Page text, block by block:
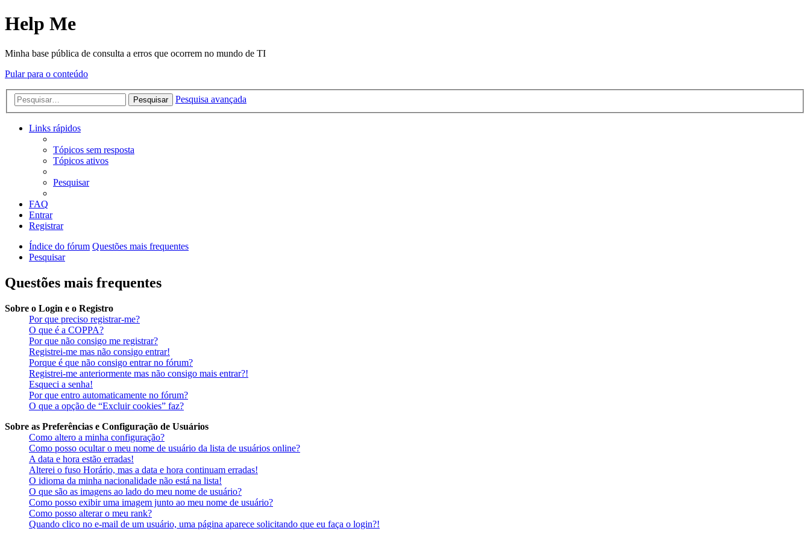
Help Me
Minha base pública de consulta a erros que ocorrem no mundo de TI
Pular para o conteúdo
Pesquisar Pesquisa avançada
Links rápidos
Tópicos sem resposta
Tópicos ativos
Pesquisar
FAQ
Entrar
Registrar
Índice do fórum Questões mais frequentes
Pesquisar
Questões mais frequentes
Sobre o Login e o Registro
Por que preciso registrar-me?
O que é a COPPA?
Por que não consigo me registrar?
Registrei-me mas não consigo entrar!
Porque é que não consigo entrar no fórum?
Registrei-me anteriormente mas não consigo mais entrar?!
Esqueci a senha!
Por que entro automaticamente no fórum?
O que a opção de “Excluir cookies” faz?
Sobre as Preferências e Configuração de Usuários
Como altero a minha configuração?
Como posso ocultar o meu nome de usuário da lista de usuários online?
A data e hora estão erradas!
Alterei o fuso Horário, mas a data e hora continuam erradas!
O idioma da minha nacionalidade não está na lista!
O que são as imagens ao lado do meu nome de usuário?
Como posso exibir uma imagem junto ao meu nome de usuário?
Como posso alterar o meu rank?
Quando clico no e-mail de um usuário, uma página aparece solicitando que eu faça o login?!